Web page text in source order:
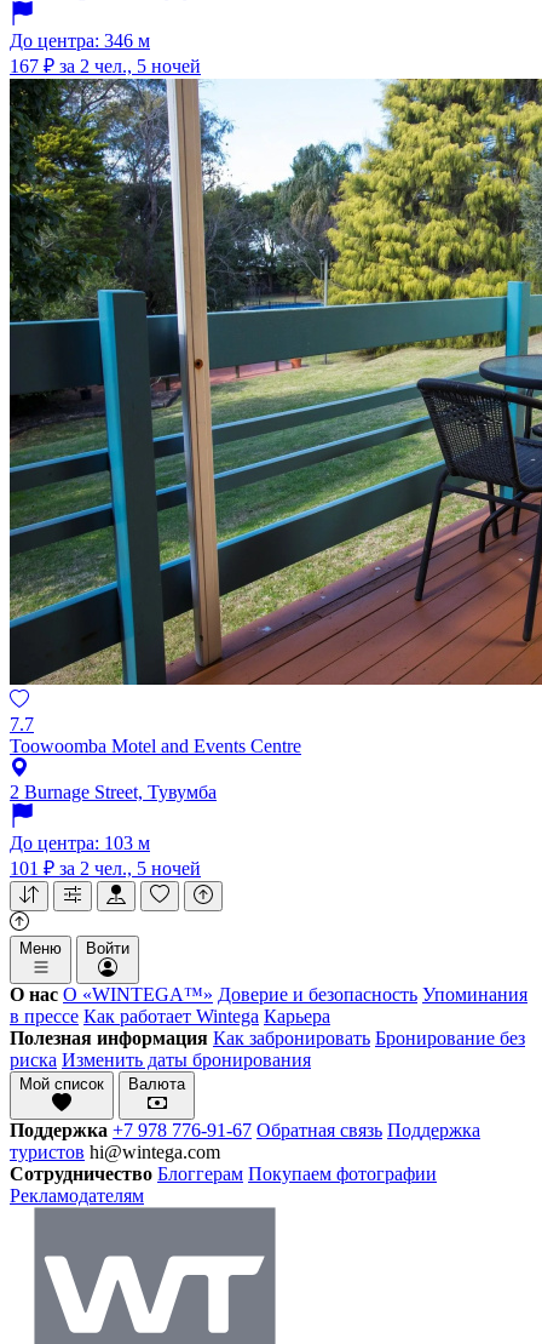
До центра: 346 м
167 ₽ за 2 чел., 5 ночей
7.7
Toowoomba Motel and Events Centre
2 Burnage Street, Тувумба
До центра: 103 м
101 ₽ за 2 чел., 5 ночей
Меню Войти
О нас О «WINTEGA™» Доверие и безопасность Упоминания
в прессе Как работает Wintega Карьера
Полезная информация Как забронировать Бронирование без
риска Изменить даты бронирования
Мой список Валюта
Поддержка +7 978 776-91-67 Обратная связь Поддержка
туристов hi@wintega.com
Сотрудничество Блоггерам Покупаем фотографии
Рекламодателям